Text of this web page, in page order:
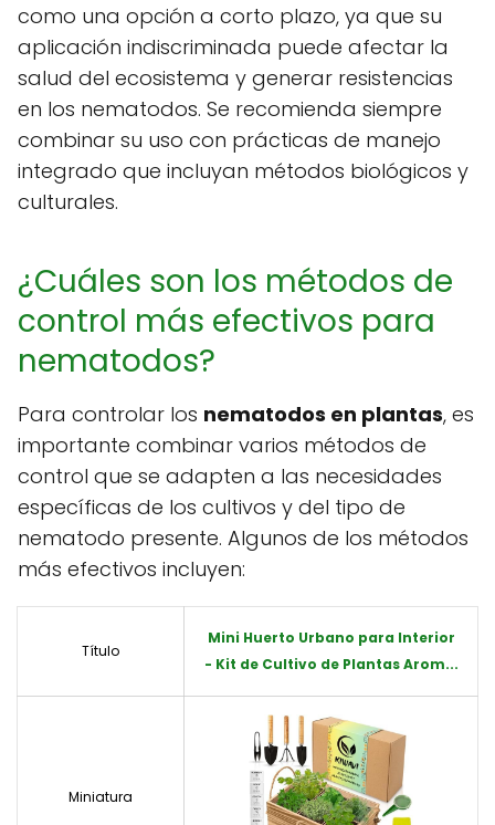
como una opción a corto plazo, ya que su
aplicación indiscriminada puede afectar la
salud del ecosistema y generar resistencias
en los nematodos. Se recomienda siempre
combinar su uso con prácticas de manejo
integrado que incluyan métodos biológicos y
culturales.
¿Cuáles son los métodos de
control más efectivos para
nematodos?
Para controlar los nematodos en plantas, es
importante combinar varios métodos de
control que se adapten a las necesidades
específicas de los cultivos y del tipo de
nematodo presente. Algunos de los métodos
más efectivos incluyen:
Título
Mini Huerto Urbano para Interior
- Kit de Cultivo de Plantas Arom...
Miniatura